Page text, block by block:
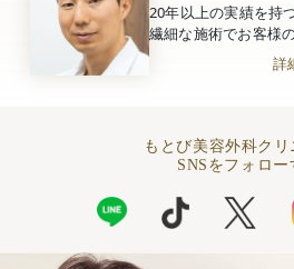
20年以上の実績を持
繊細な施術でお客様
詳
もとび美容外科クリ
SNSをフォロー